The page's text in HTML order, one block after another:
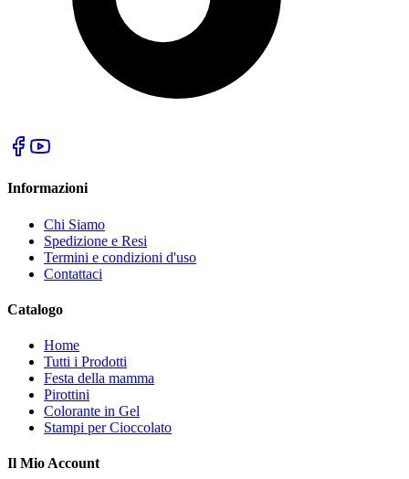
Informazioni
Chi Siamo
Spedizione e Resi
Termini e condizioni d'uso
Contattaci
Catalogo
Home
Tutti i Prodotti
Festa della mamma
Pirottini
Colorante in Gel
Stampi per Cioccolato
Il Mio Account